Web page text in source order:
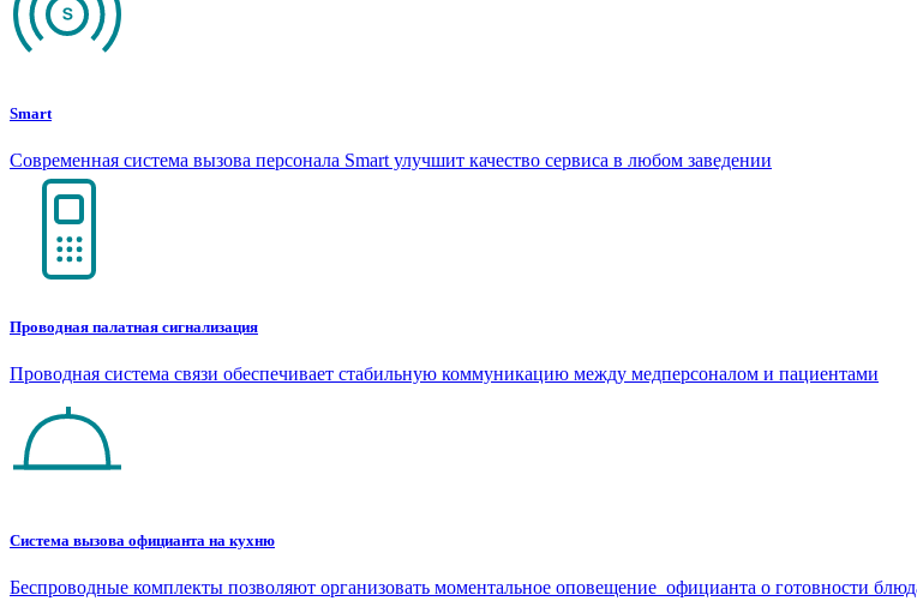
Smart
Современная система вызова персонала Smart улучшит качество сервиса в любом заведении
Проводная палатная сигнализация
Проводная система связи обеспечивает стабильную коммуникацию между медперсоналом и пациентами
Система вызова официанта на кухню
Беспроводные комплекты позволяют организовать моментальное оповещение официанта о готовности